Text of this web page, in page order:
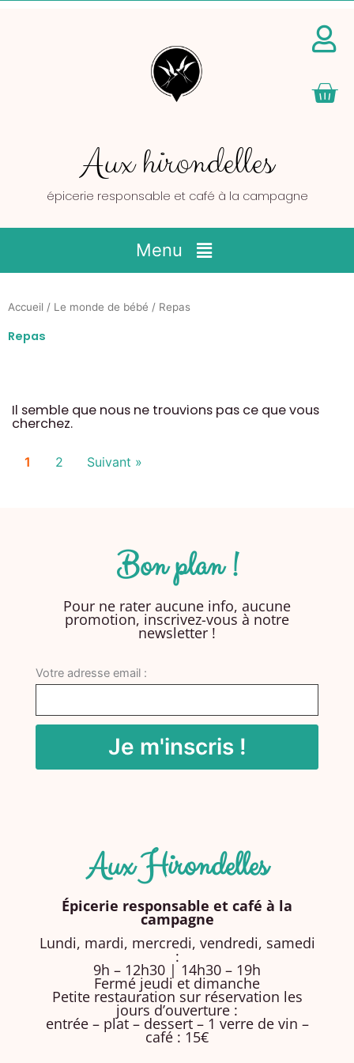
Aux hirondelles
épicerie responsable et café à la campagne
Main
Menu
Menu
Accueil / Le monde de bébé / Repas
Repas
Il semble que nous ne trouvions pas ce que vous
cherchez.
1 2 Suivant »
Bon plan !
Pour ne rater aucune info, aucune
promotion, inscrivez-vous à notre
newsletter !
Votre adresse email :
Aux Hirondelles
Épicerie responsable et café à la
campagne
Lundi, mardi, mercredi, vendredi, samedi
:
9h – 12h30 | 14h30 – 19h
Fermé jeudi et dimanche
Petite restauration sur réservation les
jours d’ouverture :
entrée – plat – dessert – 1 verre de vin –
café : 15€